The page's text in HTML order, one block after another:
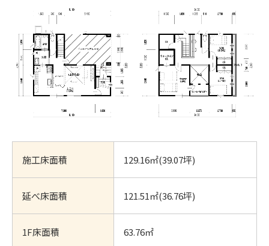
施工床面積 129.16㎡(39.07坪)
延べ床面積 121.51㎡(36.76坪)
1F床面積 63.76㎡